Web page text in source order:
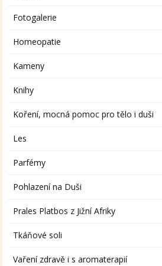
Fotogalerie
Homeopatie
Kameny
Knihy
Koření, mocná pomoc pro tělo i duši
Les
Parfémy
Pohlazení na Duši
Prales Platbos z Jižní Afriky
Tkáňové soli
Vaření zdravě i s aromaterapií